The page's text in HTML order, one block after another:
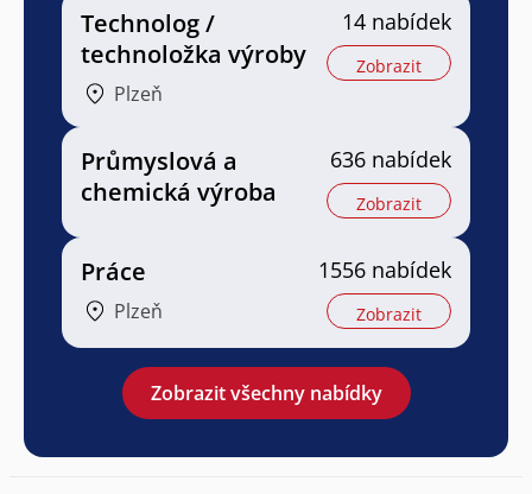
Technolog /
technoložka výroby
Plzeň
14 nabídek
Zobrazit
Průmyslová a
chemická výroba
636 nabídek
Zobrazit
Práce
Plzeň
1556 nabídek
Zobrazit
Zobrazit všechny nabídky